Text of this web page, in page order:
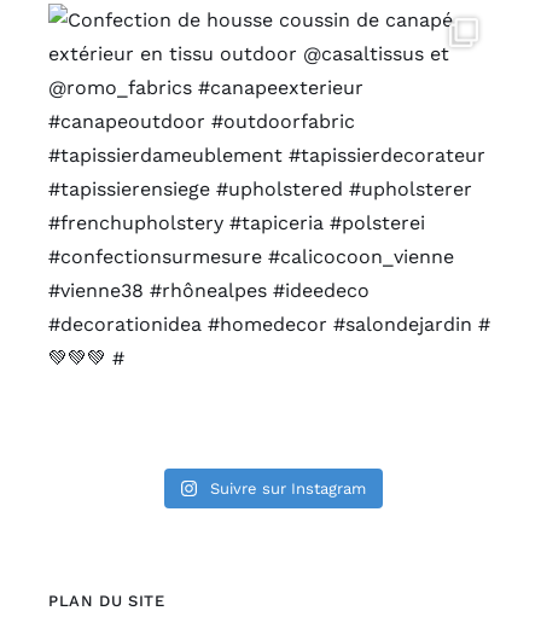
Suivre sur Instagram
PLAN DU SITE